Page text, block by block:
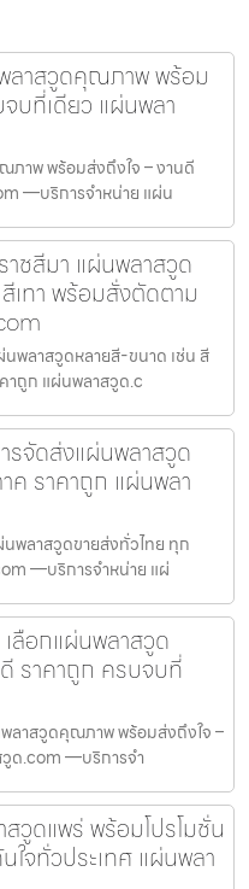
ลาสวูดคุณภาพ พร้อม
บที่เดียว แผ่นพลา
าพ พร้อมส่งถึงใจ – งานดี
—บริการจำหน่าย แผ่น
าชสีมา แผ่นพลาสวูด
เทา พร้อมสั่งตัดตาม
นพลาสวูดหลายสี-ขนาด เช่น สี
าถูก แผ่นพลาสวูด.c
รจัดส่งแผ่นพลาสวูด
ค ราคาถูก แผ่นพลา
พลาสวูดขายส่งทั่วไทย ทุก
—บริการจำหน่าย แผ่
เลือกแผ่นพลาสวูด
ราคาถูก ครบจบที่
พลาสวูดคุณภาพ พร้อมส่งถึงใจ –
ด.com —บริการจำ
วูดแพร่ พร้อมโปรโมชั่น
จทั่วประเทศ แผ่นพลา